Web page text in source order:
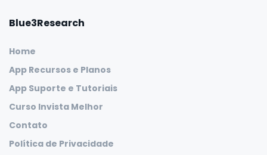
Blue3Research
Home
App Recursos e Planos
App Suporte e Tutoriais
Curso Invista Melhor
Contato
Política de Privacidade